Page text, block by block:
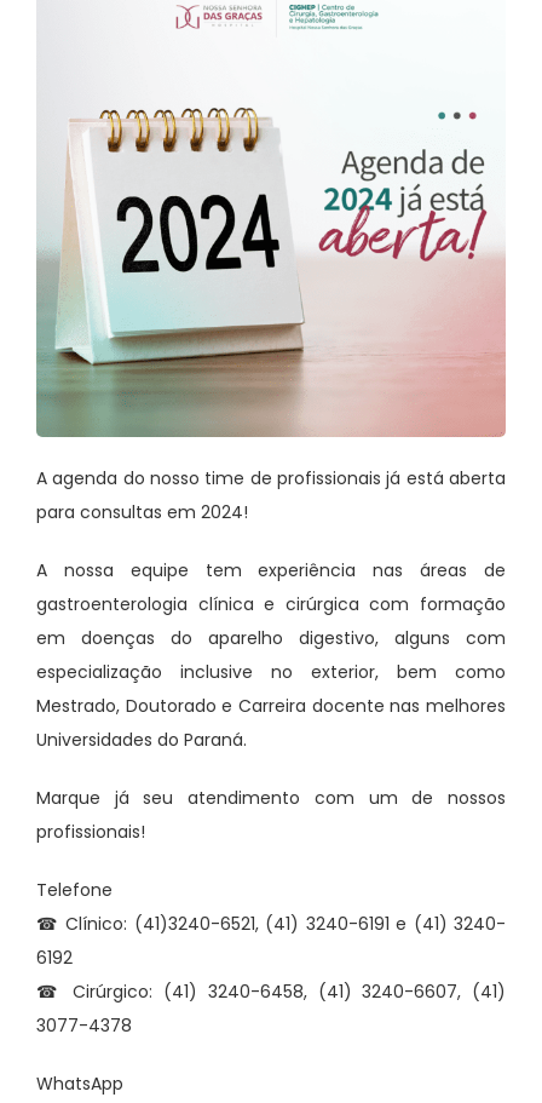
A agenda do nosso time de profissionais já está aberta
para consultas em 2024!
A nossa equipe tem experiência nas áreas de
gastroenterologia clínica e cirúrgica com formação
em doenças do aparelho digestivo, alguns com
especialização inclusive no exterior, bem como
Mestrado, Doutorado e Carreira docente nas melhores
Universidades do Paraná.
Marque já seu atendimento com um de nossos
profissionais!
Telefone
☎ Clínico: (41)3240-6521, (41) 3240-6191 e (41) 3240-
6192
☎ Cirúrgico: (41) 3240-6458, (41) 3240-6607, (41)
3077-4378
WhatsApp